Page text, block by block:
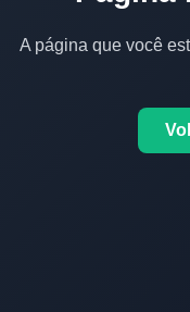
A página que você